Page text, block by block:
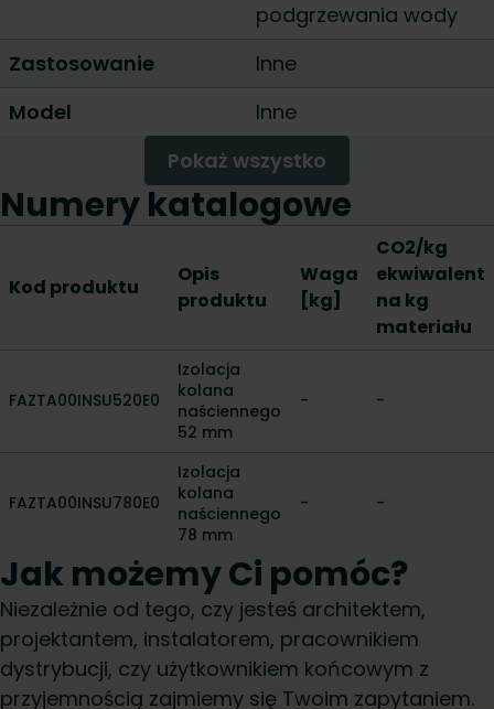
podgrzewania wody
Zastosowanie
Inne
Model
Inne
Pokaż wszystko
Numery katalogowe
Kod produktu
Opis
produktu
Waga
[kg]
CO2/kg
ekwiwalent
na kg
materiału
FAZTA00INSU520E0
Izolacja
kolana
naściennego
52 mm
- -
FAZTA00INSU780E0
Izolacja
kolana
naściennego
78 mm
- -
Jak możemy Ci pomóc?
Niezależnie od tego, czy jesteś architektem,
projektantem, instalatorem, pracownikiem
dystrybucji, czy użytkownikiem końcowym z
przyjemnością zajmiemy się Twoim zapytaniem.